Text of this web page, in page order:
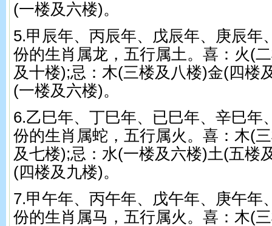
(一楼及六楼)。
5.甲辰年、丙辰年、戊辰年、庚辰年
份的生肖属龙，五行属土。喜：火(
及十楼);忌：木(三楼及八楼)金(四楼
(一楼及六楼)。
6.乙巳年、丁巳年、已巳年、辛巳年
份的生肖属蛇，五行属火。喜：木(
及七楼);忌：水(一楼及六楼)土(五楼
(四楼及九楼)。
7.甲午年、丙午年、戊午年、庚午年
份的生肖属马，五行属火。喜：木(